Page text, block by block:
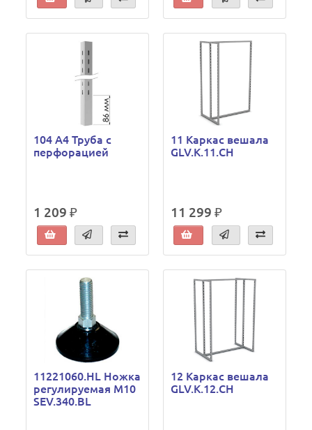
104 A4 Труба с
перфорацией
1 209 ₽
11 Каркас вешала
GLV.K.11.CH
11 299 ₽
11221060.HL Ножка
регулируемая М10
SEV.340.BL
12 Каркас вешала
GLV.K.12.CH